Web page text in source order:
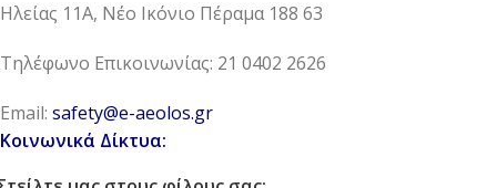
Ηλείας 11Α, Νέο Ικόνιο Πέραμα 188 63
Τηλέφωνο Επικοινωνίας: 21 0402 2626
Email: safety@e-aeolos.gr
Κοινωνικά Δίκτυα: